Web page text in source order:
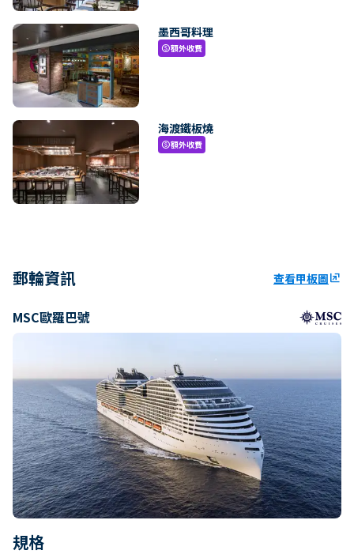
墨西哥料理
paid額外收費
海渡鐵板燒
paid額外收費
郵輪資訊 查看甲板圖ungroup
MSC歐羅巴號
規格